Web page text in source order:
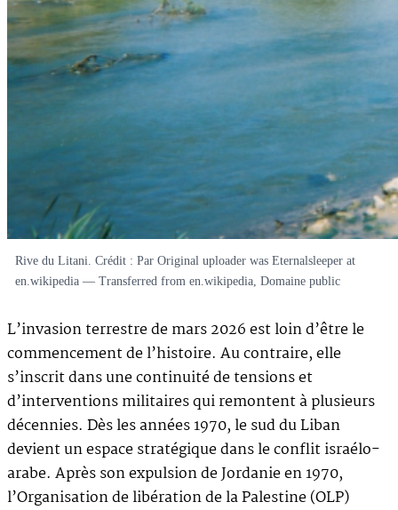
Rive du Litani. Crédit : Par Original uploader was Eternalsleeper at
en.wikipedia — Transferred from en.wikipedia, Domaine public
L’invasion terrestre de mars 2026 est loin d’être le
commencement de l’histoire. Au contraire, elle
s’inscrit dans une continuité de tensions et
d’interventions militaires qui remontent à plusieurs
décennies. Dès les années 1970, le sud du Liban
devient un espace stratégique dans le conflit israélo-
arabe. Après son expulsion de Jordanie en 1970,
l’Organisation de libération de la Palestine (OLP)